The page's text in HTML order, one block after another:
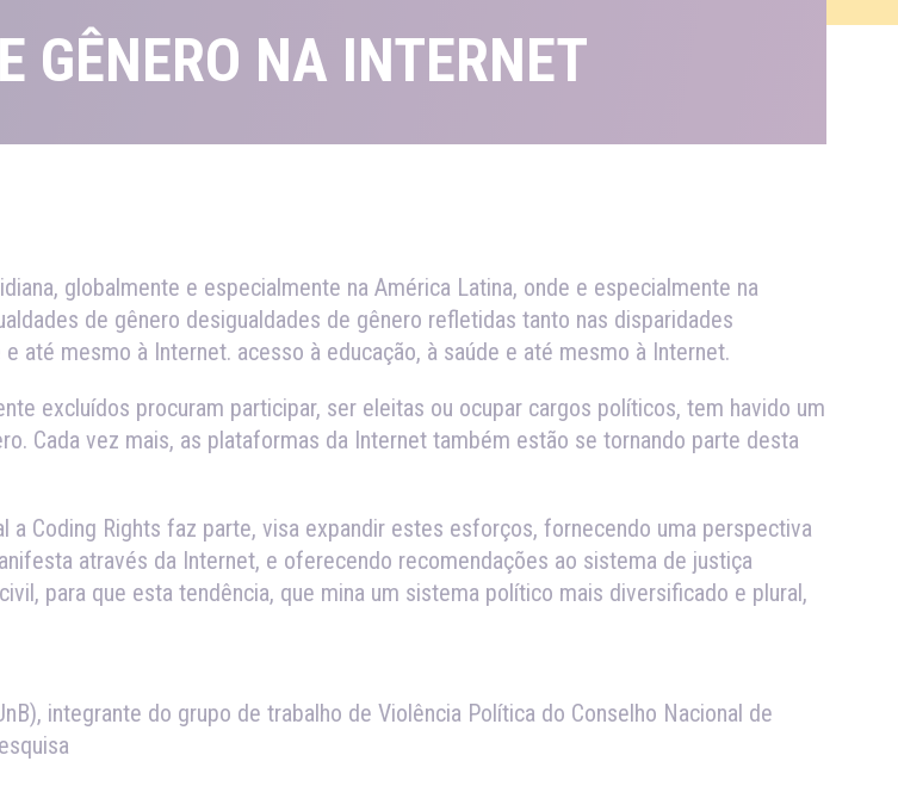
GÊNERO NA INTERNET
globalmente e especialmente na América Latina, onde e especialmente na
de gênero desigualdades de gênero refletidas tanto nas disparidades
até mesmo à Internet. acesso à educação, à saúde e até mesmo à Internet.
excluídos procuram participar, ser eleitas ou ocupar cargos políticos, tem havido um
Cada vez mais, as plataformas da Internet também estão se tornando parte desta
Coding Rights faz parte, visa expandir estes esforços, fornecendo uma perspectiva
através da Internet, e oferecendo recomendações ao sistema de justiça
para que esta tendência, que mina um sistema político mais diversificado e plural,
integrante do grupo de trabalho de Violência Política do Conselho Nacional de